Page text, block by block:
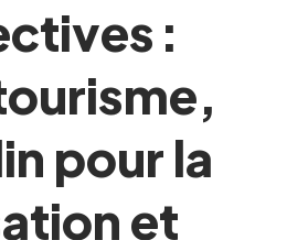
:
pour la
et